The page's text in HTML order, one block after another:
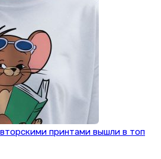
принтами вышли в топ